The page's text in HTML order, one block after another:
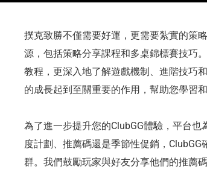
撲克致勝不僅需要好運，更需要紮實的策
源，包括策略分享課程和多桌錦標賽技巧
教程，更深入地了解遊戲機制、進階技巧
的成長起到至關重要的作用，幫助您學習
為了進一步提升您的ClubGG體驗，平台
度計劃、推薦碼還是季節性促銷，
群。我們鼓勵玩家與好友分享他們的推薦